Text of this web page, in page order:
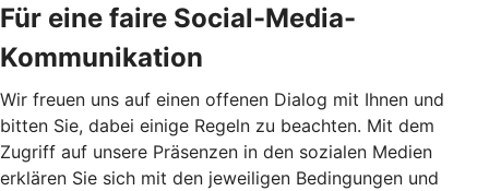
Für eine faire Social-Media-
Kommunikation
Wir freuen uns auf einen offenen Dialog mit Ihnen und
bitten Sie, dabei einige Regeln zu beachten. Mit dem
Zugriff auf unsere Präsenzen in den sozialen Medien
erklären Sie sich mit den jeweiligen Bedingungen und